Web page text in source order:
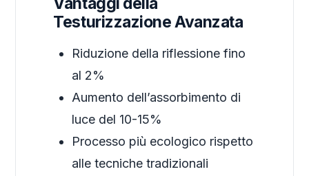
Testurizzazione Avanzata
Riduzione della riflessione fino
al 2%
Aumento dell’assorbimento di
luce del 10-15%
Processo più ecologico rispetto
alle tecniche tradizionali